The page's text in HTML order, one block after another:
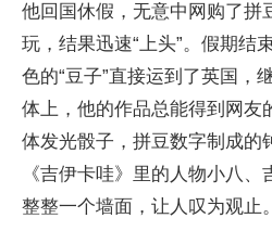
他回国休假，无意中网购了拼
玩，结果迅速“上头”。假期结
色的“豆子”直接运到了英国，
体上，他的作品总能得到网友
体发光骰子，拼豆数字制成的
《吉伊卡哇》里的人物小八
整整一个墙面，让人叹为观止。